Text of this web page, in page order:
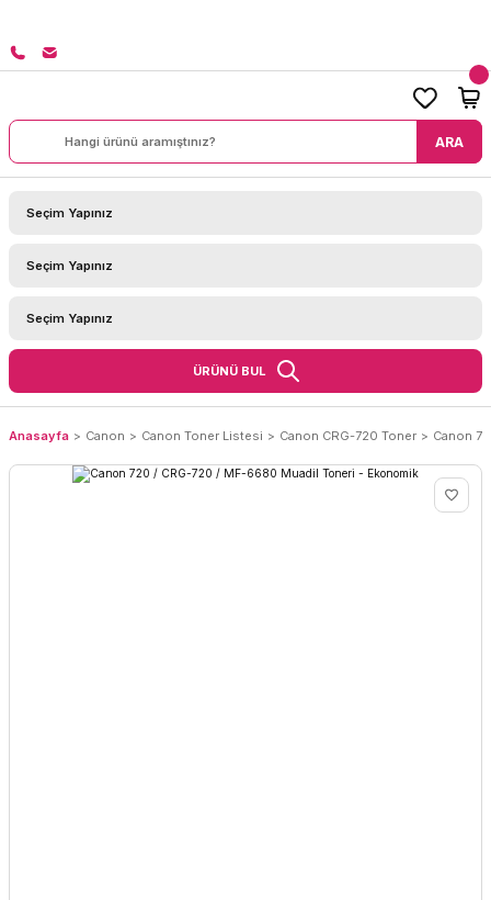
ARA
ÜRÜNÜ BUL
Anasayfa Canon Canon Toner Listesi Canon CRG-720 Toner Canon